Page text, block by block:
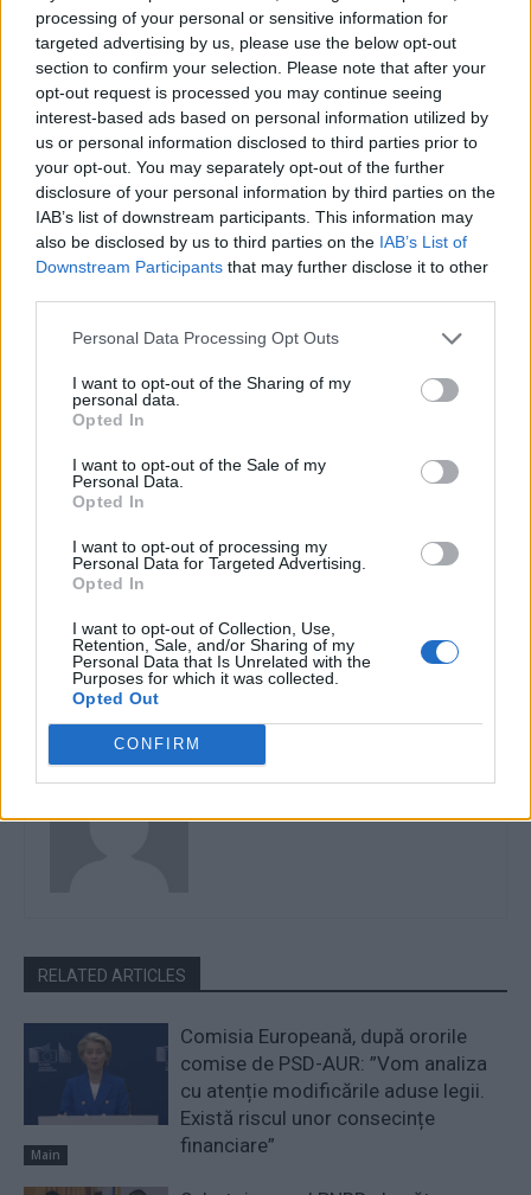
processing of your personal or sensitive information for
targeted advertising by us, please use the below opt-out
section to confirm your selection. Please note that after your
opt-out request is processed you may continue seeing
interest-based ads based on personal information utilized by
us or personal information disclosed to third parties prior to
your opt-out. You may separately opt-out of the further
disclosure of your personal information by third parties on the
IAB’s list of downstream participants. This information may
also be disclosed by us to third parties on the IAB’s List of
Downstream Participants that may further disclose it to other
Personal Data Processing Opt Outs
I want to opt-out of the Sharing of my
personal data.
Opted In
I want to opt-out of the Sale of my
Personal Data.
Opted In
I want to opt-out of processing my
Personal Data for Targeted Advertising.
Opted In
I want to opt-out of Collection, Use,
Retention, Sale, and/or Sharing of my
Personal Data that Is Unrelated with the
Purposes for which it was collected.
Opted Out
CONFIRM
două puncte
- Advertisement -
TAGS evaluarea națională Iohannis
Ministerul Educatiei
rezultate afisate gresit
Articolul precedent
Simțind că Moscova e slabă,
Kazahstanul vorbește despre
teritoriile sale luate cu japca
de Rusia: Astrahan, Orenburg,
are mai multe buncăre anti-
atomice
Articolul următor
66,8%! PNL a fost încălecat
de AUR. Evoluția intenției de
(INSCOP)
RELATED ARTICLES
Main
Comisia Europeană, după ororile
comise de PSD-AUR: ”Vom analiza
cu atenție modificările aduse legii.
Există riscul unor consecințe
financiare”